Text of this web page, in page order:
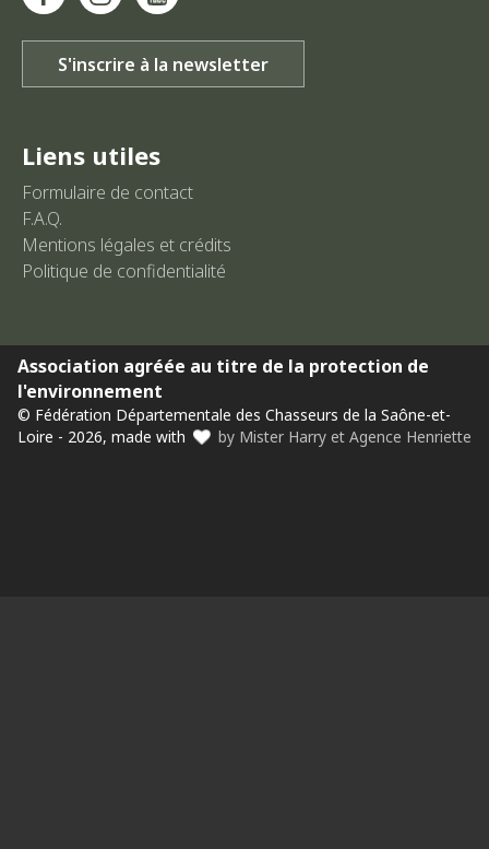
Liens utiles
Formulaire de contact
F.A.Q.
Mentions légales et crédits
Politique de confidentialité
Association agréée au titre de la protection de
l'environnement
© Fédération Départementale des Chasseurs de la Saône-et-
Loire - 2026, made with
by Mister Harry et Agence Henriette